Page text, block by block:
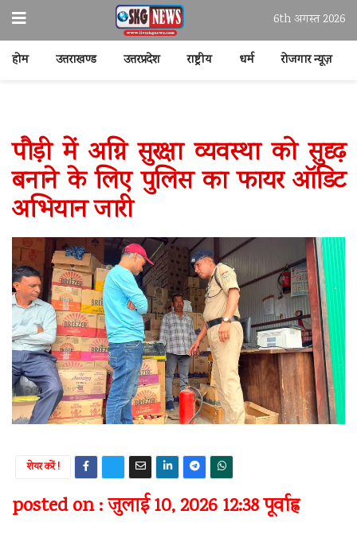
6th अगस्त 2026
होम उत्तराखण्ड उत्तरप्रदेश राष्ट्रीय धर्म रोजगार न्यूज़
पौड़ी में अग्नि सुरक्षा व्यवस्था को सुदृढ़
बनाने के लिए पुलिस का फायर ऑडिट
अभियान जारी
शेयर करें !
posted on : जुलाई 10, 2026 12:38 पूर्वाह्न